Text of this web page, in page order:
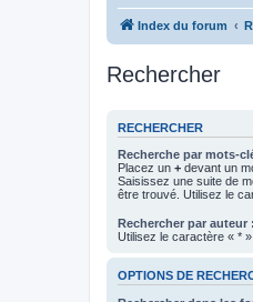
Index du forum
Rechercher
RECHERCHER
Recherche par mots-
Placez un + devant un
Saisissez une suite de
être trouvé. Utilisez le
Rechercher par auteur :
Utilisez le caractère « *
OPTIONS DE